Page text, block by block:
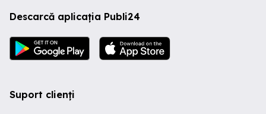
Descarcă aplicația Publi24
Suport clienți